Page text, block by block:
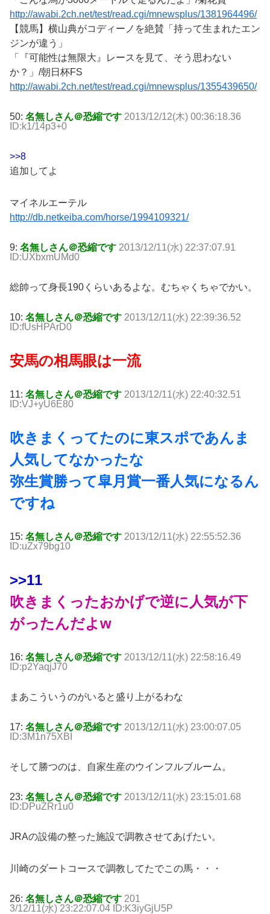
http://awabi.2ch.net/test/read.cgi/mnewsplus/1381964496/
【競馬】横山典がコディーノを絶賛「持って生まれたエン
ジンが違う」
「『可能性は無限大』レースを見て、そう思わない
か？」/朝日杯FS
http://awabi.2ch.net/test/read.cgi/mnewsplus/1355439650/
50: 名無しさん＠恐縮です 2013/12/12(木) 00:36:18.36
ID:k1/14p3+0
>>8
追加してよ
マイネルエーテル
http://db.netkeiba.com/horse/1994109321/
9: 名無しさん＠恐縮です 2013/12/11(水) 22:37:07.91
ID:UXbxmUMd0
総帥って身長190くらいあるよな。むちゃくちゃでかい。
10: 名無しさん＠恐縮です 2013/12/11(水) 22:39:36.52
ID:fUsHPArD0
安馬の相馬眼は一流
11: 名無しさん＠恐縮です 2013/12/11(水) 22:40:32.51
ID:VJ+yU6E80
吹きまくってたのに東スポであんま
人気してなかったな
弥生賞勝って皐月賞一番人気になるん
ですね
15: 名無しさん＠恐縮です 2013/12/11(水) 22:55:52.36
ID:uZx79bg10
>>11
吹きまくったおかげで逆に人気が下
がったんだよw
16: 名無しさん＠恐縮です 2013/12/11(水) 22:58:16.49
ID:p2YaqjJ70
まあこういうのがいると盛り上がるわな
17: 名無しさん＠恐縮です 2013/12/11(水) 23:00:07.05
ID:3M1n75XBI
そして勝つのは、自家生産のウインフルブルーム。
23: 名無しさん＠恐縮です 2013/12/11(水) 23:15:01.68
ID:DPuZRr1u0
JRAの設備の整った施設で調教させてあげたい。
川崎のダートコースで調教してたでこの馬・・・
26: 名無しさん＠恐縮です 201
3/12/11(水) 23:22:07.04 ID:K3iyGjU5P